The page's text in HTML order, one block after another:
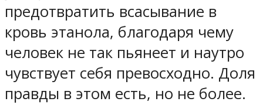
предотвратить всасывание в
кровь этанола, благодаря чему
человек не так пьянеет и наутро
чувствует себя превосходно. Доля
правды в этом есть, но не более.